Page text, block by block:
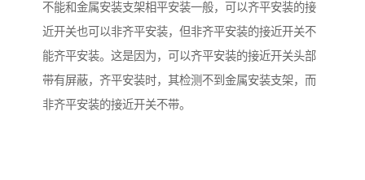
不能和金属安装支架相平安装一般，可以齐平安装的接
近开关也可以非齐平安装，但非齐平安装的接近开关不
能齐平安装。这是因为，可以齐平安装的接近开关头部
带有屏蔽，齐平安装时，其检测不到金属安装支架，而
非齐平安装的接近开关不带。